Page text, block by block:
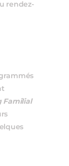
rendez-
Familial